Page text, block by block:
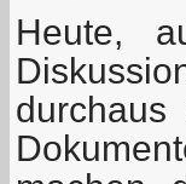
Heute,